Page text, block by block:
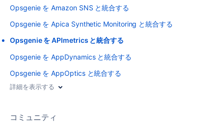
Opsgenie を Amazon SNS と統合する
Opsgenie を Apica Synthetic Monitoring と統合する
Opsgenie を APImetrics と統合する
Opsgenie を AppDynamics と統合する
Opsgenie を AppOptics と統合する
詳細を表示する
コミュニティ